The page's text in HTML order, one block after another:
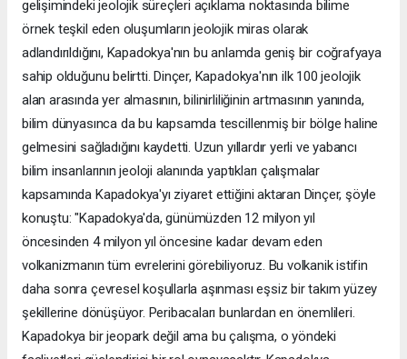
gelişimindeki jeolojik süreçleri açıklama noktasında bilime
örnek teşkil eden oluşumların jeolojik miras olarak
adlandırıldığını, Kapadokya'nın bu anlamda geniş bir coğrafyaya
sahip olduğunu belirtti. Dinçer, Kapadokya'nın ilk 100 jeolojik
alan arasında yer almasının, bilinirliliğinin artmasının yanında,
bilim dünyasınca da bu kapsamda tescillenmiş bir bölge haline
gelmesini sağladığını kaydetti. Uzun yıllardır yerli ve yabancı
bilim insanlarının jeoloji alanında yaptıkları çalışmalar
kapsamında Kapadokya'yı ziyaret ettiğini aktaran Dinçer, şöyle
konuştu: "Kapadokya'da, günümüzden 12 milyon yıl
öncesinden 4 milyon yıl öncesine kadar devam eden
volkanizmanın tüm evrelerini görebiliyoruz. Bu volkanik istifin
daha sonra çevresel koşullarla aşınması eşsiz bir takım yüzey
şekillerine dönüşüyor. Peribacaları bunlardan en önemlileri.
Kapadokya bir jeopark değil ama bu çalışma, o yöndeki